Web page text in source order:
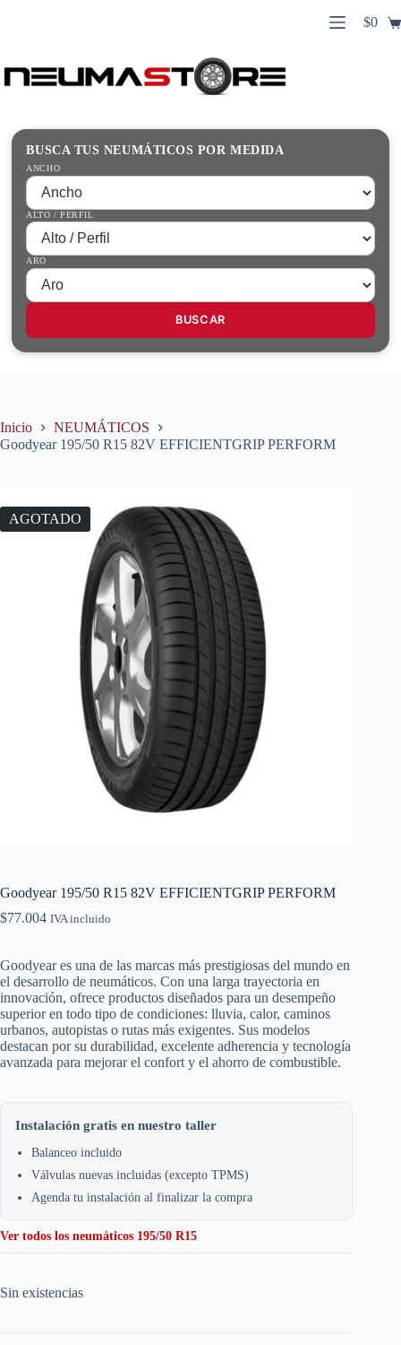
productosInicio
Guías Prácticas
Tienda
Carro
$0
BUSCA TUS NEUMÁTICOS POR MEDIDA
ANCHO
ALTO / PERFIL
ARO
BUSCAR
Inicio
NEUMÁTICOS
Goodyear 195/50 R15 82V EFFICIENTGRIP PERFORM
AGOTADO
Goodyear 195/50 R15 82V EFFICIENTGRIP PERFORM
$77.004 IVA incluido
Goodyear es una de las marcas más prestigiosas del mundo en
el desarrollo de neumáticos. Con una larga trayectoria en
innovación, ofrece productos diseñados para un desempeño
superior en todo tipo de condiciones: lluvia, calor, caminos
urbanos, autopistas o rutas más exigentes. Sus modelos
destacan por su durabilidad, excelente adherencia y tecnología
avanzada para mejorar el confort y el ahorro de combustible.
Instalación gratis en nuestro taller
Balanceo incluido
Válvulas nuevas incluidas (excepto TPMS)
Agenda tu instalación al finalizar la compra
Ver todos los neumáticos 195/50 R15
Sin existencias